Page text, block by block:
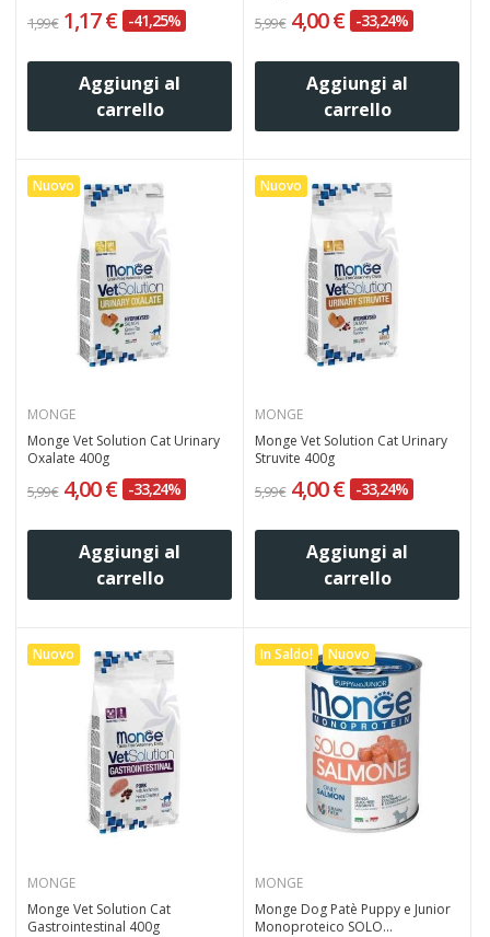
1,99 € 1,17 € -41,25%
Aggiungi al
carrello
5,99 € 4,00 € -33,24%
Aggiungi al
carrello
Nuovo
MONGE
Monge Vet Solution Cat Urinary
Oxalate 400g
5,99 € 4,00 € -33,24%
Aggiungi al
carrello
Nuovo
MONGE
Monge Vet Solution Cat Urinary
Struvite 400g
5,99 € 4,00 € -33,24%
Aggiungi al
carrello
Nuovo
MONGE
Monge Vet Solution Cat
Gastrointestinal 400g
In Saldo! Nuovo
MONGE
Monge Dog Patè Puppy e Junior
Monoproteico SOLO...